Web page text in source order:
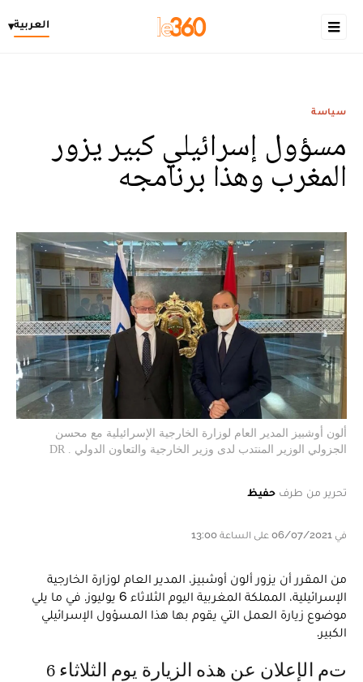
العربية▾
سياسة
مسؤول إسرائيلي كبير يزور
المغرب وهذا برنامجه
ألون أوشبيز المدير العام لوزارة الخارجية الإسرائيلية مع محسن
الجزولي الوزير المنتدب لدى وزير الخارجية والتعاون الدولي . DR
تحرير من طرف حفيظ
في 06/07/2021 على الساعة 13:00
من المقرر أن يزور ألون أوشبيز، المدير العام لوزارة الخارجية
الإسرائيلية، المملكة المغربية اليوم الثلاثاء 6 يوليوز. في ما يلي
موضوع زيارة العمل التي يقوم بها هذا المسؤول الإسرائيلي
الكبير.
تم الإعلان عن هذه الزيارة يوم الثلاثاء 6